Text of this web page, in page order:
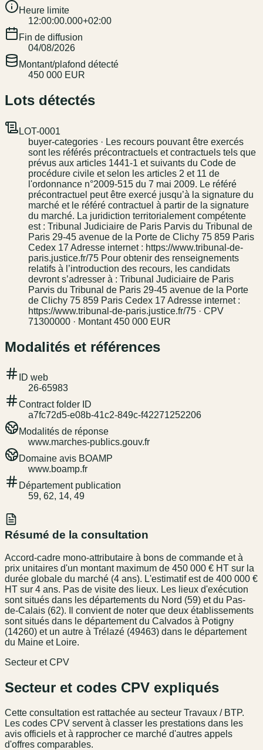
Heure limite
12:00:00.000+02:00
Fin de diffusion
04/08/2026
Montant/plafond détecté
450 000 EUR
Lots détectés
LOT-0001
buyer-categories · Les recours pouvant être exercés
sont les référés précontractuels et contractuels tels que
prévus aux articles 1441-1 et suivants du Code de
procédure civile et selon les articles 2 et 11 de
l'ordonnance n°2009-515 du 7 mai 2009. Le référé
précontractuel peut être exercé jusqu’à la signature du
marché et le référé contractuel à partir de la signature
du marché. La juridiction territorialement compétente
est : Tribunal Judiciaire de Paris Parvis du Tribunal de
Paris 29-45 avenue de la Porte de Clichy 75 859 Paris
Cedex 17 Adresse internet : https://www.tribunal-de-
paris.justice.fr/75 Pour obtenir des renseignements
relatifs à l’introduction des recours, les candidats
devront s’adresser à : Tribunal Judiciaire de Paris
Parvis du Tribunal de Paris 29-45 avenue de la Porte
de Clichy 75 859 Paris Cedex 17 Adresse internet :
https://www.tribunal-de-paris.justice.fr/75 · CPV
71300000 · Montant 450 000 EUR
Modalités et références
ID web
26-65983
Contract folder ID
a7fc72d5-e08b-41c2-849c-f42271252206
Modalités de réponse
www.marches-publics.gouv.fr
Domaine avis BOAMP
www.boamp.fr
Département publication
59, 62, 14, 49
Résumé de la consultation
Accord-cadre mono-attributaire à bons de commande et à
prix unitaires d'un montant maximum de 450 000 € HT sur la
durée globale du marché (4 ans). L'estimatif est de 400 000 €
HT sur 4 ans. Pas de visite des lieux. Les lieux d'exécution
sont situés dans les départements du Nord (59) et du Pas-
de-Calais (62). Il convient de noter que deux établissements
sont situés dans le département du Calvados à Potigny
(14260) et un autre à Trélazé (49463) dans le département
du Maine et Loire.
Secteur et CPV
Secteur et codes CPV expliqués
Cette consultation est rattachée au secteur Travaux / BTP.
Les codes CPV servent à classer les prestations dans les
avis officiels et à rapprocher ce marché d'autres appels
d'offres comparables.